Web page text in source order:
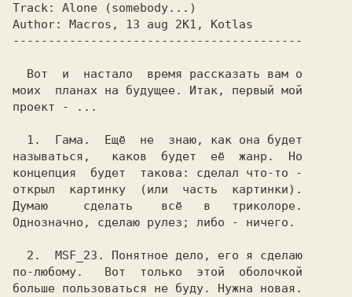
Track: Alone (somebody...)
Author: Macros, 13 aug 2K1, Kotlas
Вот  и  настало  время рассказать вам о
моих  планах на будущее. Итак, первый мой
проект -
...
1. Гама.
Ещё  не  знаю, как она будет
называться,   каков  будет  её  жанр.  Но
концепция  будет  такова: сделал что-то -
Думаю     сделать    всё   в   триколоре.
Однозначно, сделаю рулез; либо - ничего.
2. MSF_23. Понятное дело, его я сделаю
по-любому.   Вот  только  этой  оболочкой
больше пользоваться не буду. Нужна новая.